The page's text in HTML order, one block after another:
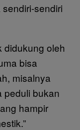
sendiri
didukung oleh
bisa
misalnya
peduli bukan
hampir